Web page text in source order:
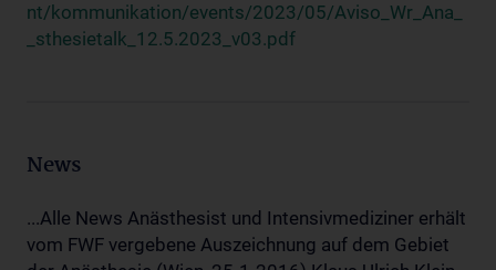
nt/kommunikation/events/2023/05/Aviso_Wr_Ana_
_sthesietalk_12.5.2023_v03.pdf
News
...Alle News Anästhesist und Intensivmediziner erhält
vom FWF vergebene Auszeichnung auf dem Gebiet